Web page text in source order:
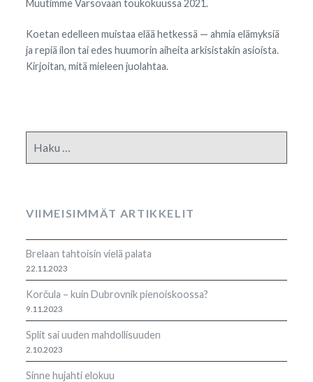
Muutimme Varsovaan toukokuussa 2021.
Koetan edelleen muistaa elää hetkessä — ahmia elämyksiä
ja repiä ilon tai edes huumorin aiheita arkisistakin asioista.
Kirjoitan, mitä mieleen juolahtaa.
VIIMEISIMMÄT ARTIKKELIT
Brelaan tahtoisin vielä palata
22.11.2023
Korčula – kuin Dubrovnik pienoiskoossa?
9.11.2023
Split sai uuden mahdollisuuden
2.10.2023
Sinne hujahti elokuu